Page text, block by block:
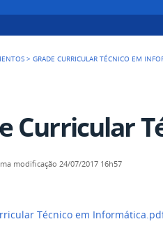
>GRADE CURRICULAR TÉCNICO EM
Curricular
modificação 24/07/2017 16h57
Técnico em